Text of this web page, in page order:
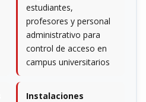
estudiantes,
profesores y personal
administrativo para
control de acceso en
campus universitarios
Instalaciones